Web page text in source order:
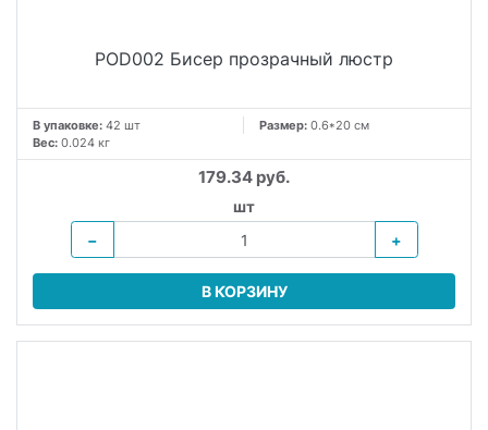
POD002 Бисер прозрачный люстр
В упаковке: 42 шт Размер: 0.6*20 см
Вес: 0.024 кг
179.34 руб.
шт
−
+
В КОРЗИНУ